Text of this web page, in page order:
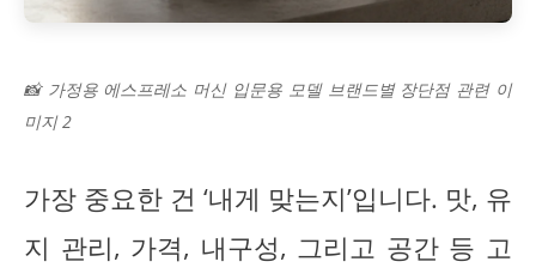
📸 가정용 에스프레소 머신 입문용 모델 브랜드별 장단점 관련 이
미지 2
가장 중요한 건 ‘내게 맞는지’입니다. 맛, 유
지 관리, 가격, 내구성, 그리고 공간 등 고